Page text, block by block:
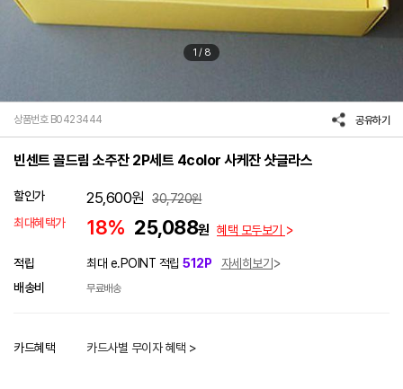
1 / 8
상품번호 B0423444 공유하기
빈센트 골드림 소주잔 2P세트 4color 사케잔 샷글라스
할인가 25,600원 30,720원
최대혜택가
18% 25,088원 혜택 모두보기
적립 최대 e.POINT 적립 512P
자세히보기
배송비
무료배송
카드혜택 카드사별 무이자 혜택 >